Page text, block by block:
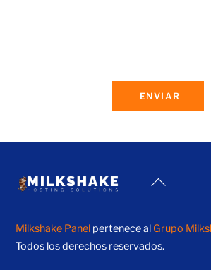
ENVIAR
Back
Milkshake Panel pertenece al Grupo
Todos los derechos reservados.